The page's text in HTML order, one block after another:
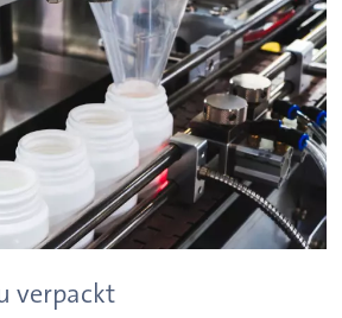
verpackt